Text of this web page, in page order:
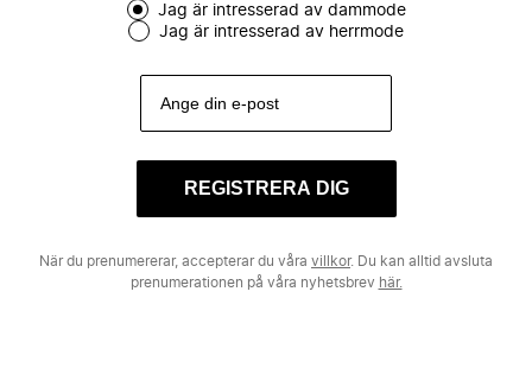
Jag är intresserad av dammode
Jag är intresserad av herrmode
REGISTRERA DIG
När du prenumererar, accepterar du våra villkor. Du kan alltid avsluta
prenumerationen på våra nyhetsbrev här.